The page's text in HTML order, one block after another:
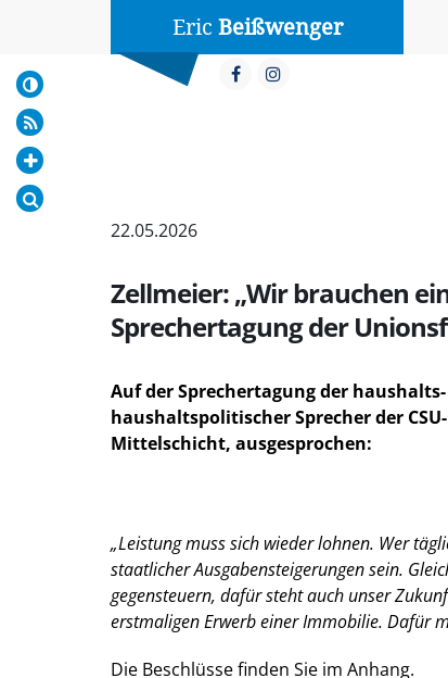
Eric Beißwenger
22.05.2026
Zellmeier: „Wir brauchen
Sprechertagung der
Auf der Sprechertagung der
haushaltspolitischer Sprecher der
Mittelschicht, ausgesprochen:
Leistung muss sich wieder lohnen. Wer
staatlicher Ausgabensteigerungen sein.
gegensteuern, dafür steht auch unser
erstmaligen Erwerb einer Immobilie. Dafür
Die Beschlüsse finden Sie im Anhang.